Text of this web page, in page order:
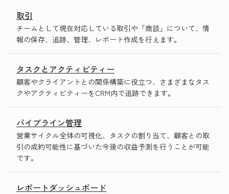
取引
チームとして現在対応している取引や「商談」について、情
報の保存、追跡、管理、レポート作成を行えます。
タスクとアクティビティー
顧客やクライアントとの関係構築に役立つ、さまざまなタス
クやアクティビティーをCRM内で追跡できます。
パイプライン管理
営業サイクル全体の可視化、タスクの割り当て、顧客との取
引の成約可能性に基づいた今後の収益予測を行うことが可能
です。
レポートダッシュボード